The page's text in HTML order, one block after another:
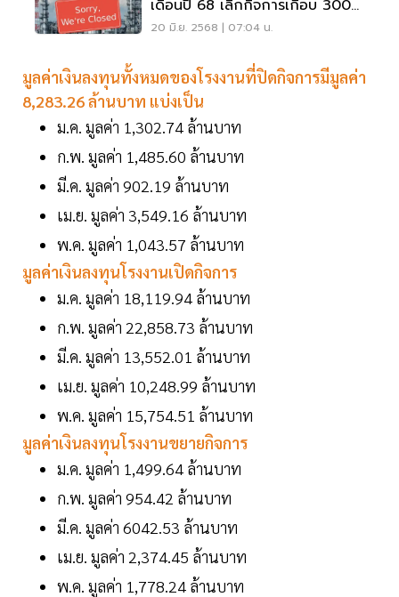
เดือนปี 68 เลิกกิจการเกือบ 300
แห่ง
20 มิ.ย. 2568 | 07:04 น.
มูลค่าเงินลงทุนทั้งหมดของโรงงานที่ปิดกิจการมีมูลค่า
8,283.26 ล้านบาท แบ่งเป็น
ม.ค. มูลค่า 1,302.74 ล้านบาท
ก.พ. มูลค่า 1,485.60 ล้านบาท
มี.ค. มูลค่า 902.19 ล้านบาท
เม.ย. มูลค่า 3,549.16 ล้านบาท
พ.ค. มูลค่า 1,043.57 ล้านบาท
มูลค่าเงินลงทุนโรงงานเปิดกิจการ
ม.ค. มูลค่า 18,119.94 ล้านบาท
ก.พ. มูลค่า 22,858.73 ล้านบาท
มี.ค. มูลค่า 13,552.01 ล้านบาท
เม.ย. มูลค่า 10,248.99 ล้านบาท
พ.ค. มูลค่า 15,754.51 ล้านบาท
มูลค่าเงินลงทุนโรงงานขยายกิจการ
ม.ค. มูลค่า 1,499.64 ล้านบาท
ก.พ. มูลค่า 954.42 ล้านบาท
มี.ค. มูลค่า 6042.53 ล้านบาท
เม.ย. มูลค่า 2,374.45 ล้านบาท
พ.ค. มูลค่า 1,778.24 ล้านบาท